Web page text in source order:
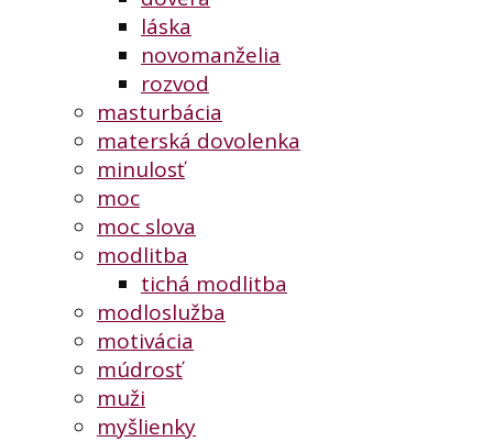
láska
novomanželia
rozvod
masturbácia
materská dovolenka
minulosť
moc
moc slova
modlitba
tichá modlitba
modloslužba
motivácia
múdrosť
muži
myšlienky